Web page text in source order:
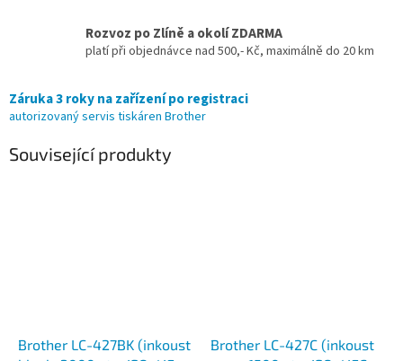
Rozvoz po Zlíně a okolí ZDARMA
platí při objednávce nad 500,- Kč, maximálně do 20 km
Záruka 3 roky na zařízení po registraci
autorizovaný servis tiskáren Brother
Související produkty
Brother LC-427BK (inkoust
Brother LC-427C (inkoust